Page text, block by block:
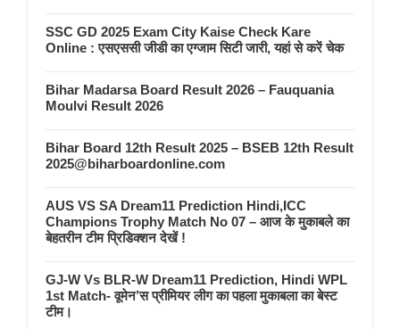
SSC GD 2025 Exam City Kaise Check Kare
Online : एसएससी जीडी का एग्जाम सिटी जारी, यहां से करें चेक
Bihar Madarsa Board Result 2026 – Fauquania
Moulvi Result 2026
Bihar Board 12th Result 2025 – BSEB 12th Result
2025@biharboardonline.com
AUS VS SA Dream11 Prediction Hindi,ICC
Champions Trophy Match No 07 – आज के मुकाबले का
बेहतरीन टीम प्रिडिक्शन देखें !
GJ-W Vs BLR-W Dream11 Prediction, Hindi WPL
1st Match- वूमेन’स प्रीमियर लीग का पहला मुकाबला का बेस्ट
टीम।